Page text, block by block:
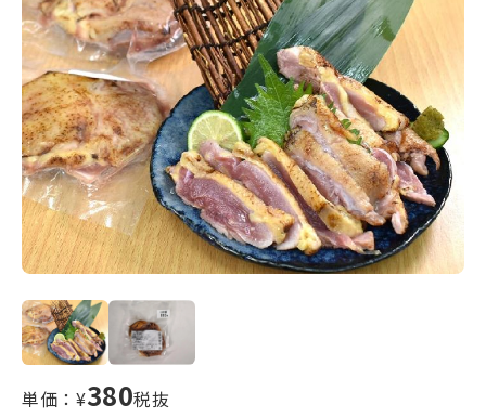
単価：¥380税抜